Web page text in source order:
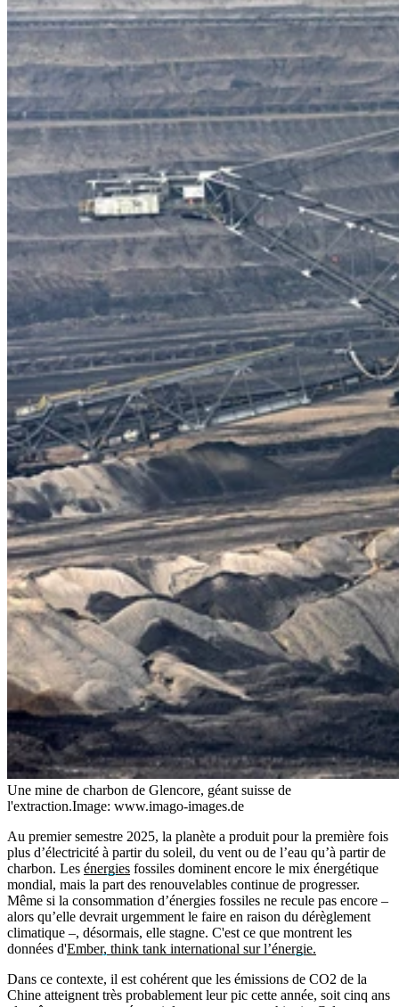
Une mine de charbon de Glencore, géant suisse de
l'extraction.Image: www.imago-images.de
Au premier semestre 2025, la planète a produit pour la première fois
plus d’électricité à partir du soleil, du vent ou de l’eau qu’à partir de
charbon. Les énergies fossiles dominent encore le mix énergétique
mondial, mais la part des renouvelables continue de progresser.
Même si la consommation d’énergies fossiles ne recule pas encore –
alors qu’elle devrait urgemment le faire en raison du dérèglement
climatique –, désormais, elle stagne. C'est ce que montrent les
données d'Ember, think tank international sur l’énergie.
Dans ce contexte, il est cohérent que les émissions de CO2 de la
Chine atteignent très probablement leur pic cette année, soit cinq ans